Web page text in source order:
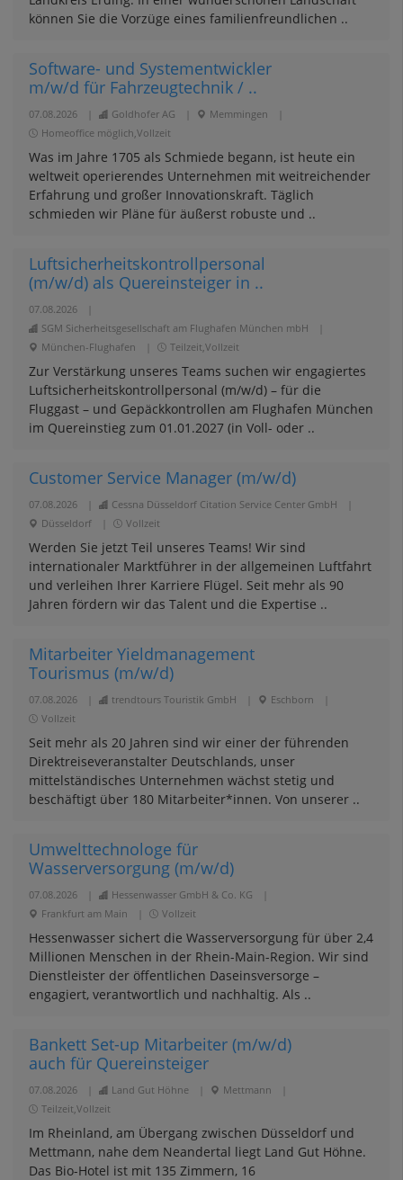
können Sie die Vorzüge eines familienfreundlichen ..
Software- und Systementwickler
m/w/d für Fahrzeugtechnik / ..
07.08.2026 Goldhofer AG Memmingen
Homeoffice möglich,Vollzeit
Was im Jahre 1705 als Schmiede begann, ist heute ein
welt­weit operierendes Unter­nehmen mit weit­reichender
Erfahrung und großer Innovations­kraft. Täglich
schmieden wir Pläne für äußerst robuste und ..
Luftsicherheitskontrollpersonal
(m/w/d) als Quereinsteiger in ..
07.08.2026
SGM Sicherheitsgesellschaft am Flughafen München mbH
München-Flughafen
Teilzeit,Vollzeit
Zur Verstärkung unseres Teams suchen wir engagiertes
Luftsicherheitskontrollpersonal (m/w/d) – für die
Fluggast – und Gepäckkontrollen am Flughafen München
im Quereinstieg zum 01.01.2027 (in Voll- oder ..
Customer Service Manager (m/w/d)
07.08.2026 Cessna Düsseldorf Citation Service Center GmbH
Düsseldorf
Vollzeit
Werden Sie jetzt Teil unseres Teams! Wir sind
internationaler Marktführer in der allgemeinen Luftfahrt
und verleihen Ihrer Karriere Flügel. Seit mehr als 90
Jahren fördern wir das Talent und die Expertise ..
Mitarbeiter Yieldmanagement
Tourismus (m/w/d)
07.08.2026 trendtours Touristik GmbH Eschborn
Vollzeit
Seit mehr als 20 Jahren sind wir einer der führenden
Direktreiseveranstalter Deutschlands, unser
mittelständisches Unternehmen wächst stetig und
beschäftigt über 180 Mitarbeiter*innen. Von unserer ..
Umwelttechnologe für
Wasserversorgung (m/w/d)
07.08.2026 Hessenwasser GmbH & Co. KG
Frankfurt am Main
Vollzeit
Hessenwasser sichert die Wasserversorgung für über 2,4
Millionen Menschen in der Rhein-Main-Region. Wir sind
Dienstleister der öffentlichen Daseinsversorge –
engagiert, verantwortlich und nachhaltig. Als ..
Bankett Set-up Mitarbeiter (m/w/d)
auch für Quereinsteiger
07.08.2026 Land Gut Höhne Mettmann
Teilzeit,Vollzeit
Im Rheinland, am Übergang zwischen Düsseldorf und
Mettmann, nahe dem Neandertal liegt Land Gut Höhne.
Das Bio-Hotel ist mit 135 Zimmern, 16